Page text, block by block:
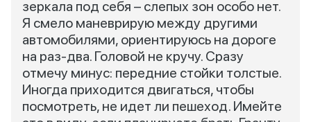
зеркала под себя – слепых зон особо нет.
Я смело маневрирую между другими
автомобилями, ориентируюсь на дороге
на раз-два. Головой не кручу. Сразу
отмечу минус: передние стойки толстые.
Иногда приходится двигаться, чтобы
посмотреть, не идет ли пешеход. Имейте